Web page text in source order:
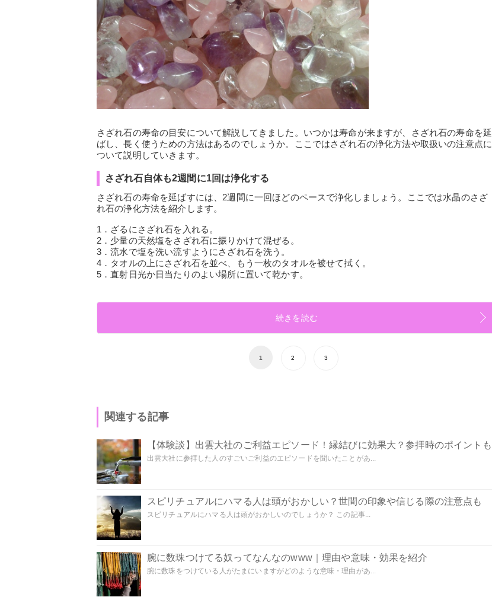
さざれ石の寿命の目安について解説してきました。いつかは寿命が来ますが、さざれ石の寿命を延
ばし、長く使うための方法はあるのでしょうか。ここではさざれ石の浄化方法や取扱いの注意点に
ついて説明していきます。
さざれ石自体も2週間に1回は浄化する
さざれ石の寿命を延ばすには、2週間に一回ほどのペースで浄化しましょう。ここでは水晶のさざ
れ石の浄化方法を紹介します。
1．ざるにさざれ石を入れる。
2．少量の天然塩をさざれ石に振りかけて混ぜる。
3．流水で塩を洗い流すようにさざれ石を洗う。
4．タオルの上にさざれ石を並べ、もう一枚のタオルを被せて拭く。
5．直射日光か日当たりのよい場所に置いて乾かす。
続きを読む
1 2 3
関連する記事
【体験談】出雲大社のご利益エピソード！縁結びに効果大？参拝時のポイントも
出雲大社に参拝した人のすごいご利益のエピソードを聞いたことがあ...
スピリチュアルにハマる人は頭がおかしい？世間の印象や信じる際の注意点も
スピリチュアルにハマる人は頭がおかしいのでしょうか？ この記事...
腕に数珠つけてる奴ってなんなのwww｜理由や意味・効果を紹介
腕に数珠をつけている人がたまにいますがどのような意味・理由があ...